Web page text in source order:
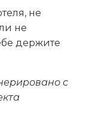
не
не
держите
с